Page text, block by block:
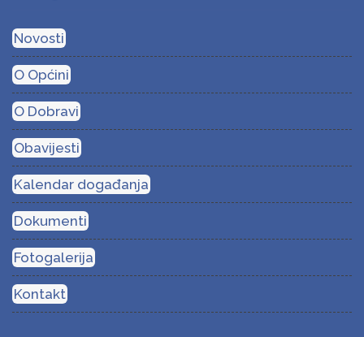
Novosti
O Općini
O Dobravi
Obavijesti
Kalendar događanja
Dokumenti
Fotogalerija
Kontakt